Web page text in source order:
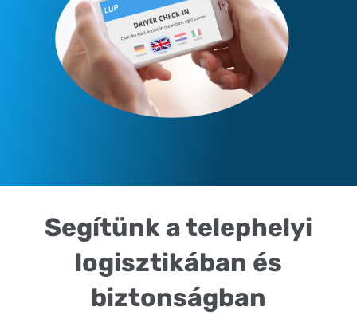
Segítünk a telephelyi
logisztikában és
biztonságban